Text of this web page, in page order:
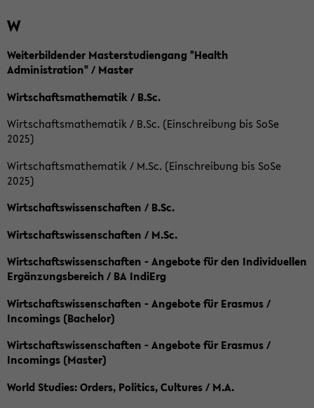
W
Weiterbildender Masterstudiengang "Health
Administration" / Master
Wirtschaftsmathematik / B.Sc.
Wirtschaftsmathematik / B.Sc. (Einschreibung bis SoSe
2025)
Wirtschaftsmathematik / M.Sc. (Einschreibung bis SoSe
2025)
Wirtschaftswissenschaften / B.Sc.
Wirtschaftswissenschaften / M.Sc.
Wirtschaftswissenschaften - Angebote für den Individuellen
Ergänzungsbereich / BA IndiErg
Wirtschaftswissenschaften - Angebote für Erasmus /
Incomings (Bachelor)
Wirtschaftswissenschaften - Angebote für Erasmus /
Incomings (Master)
World Studies: Orders, Politics, Cultures / M.A.